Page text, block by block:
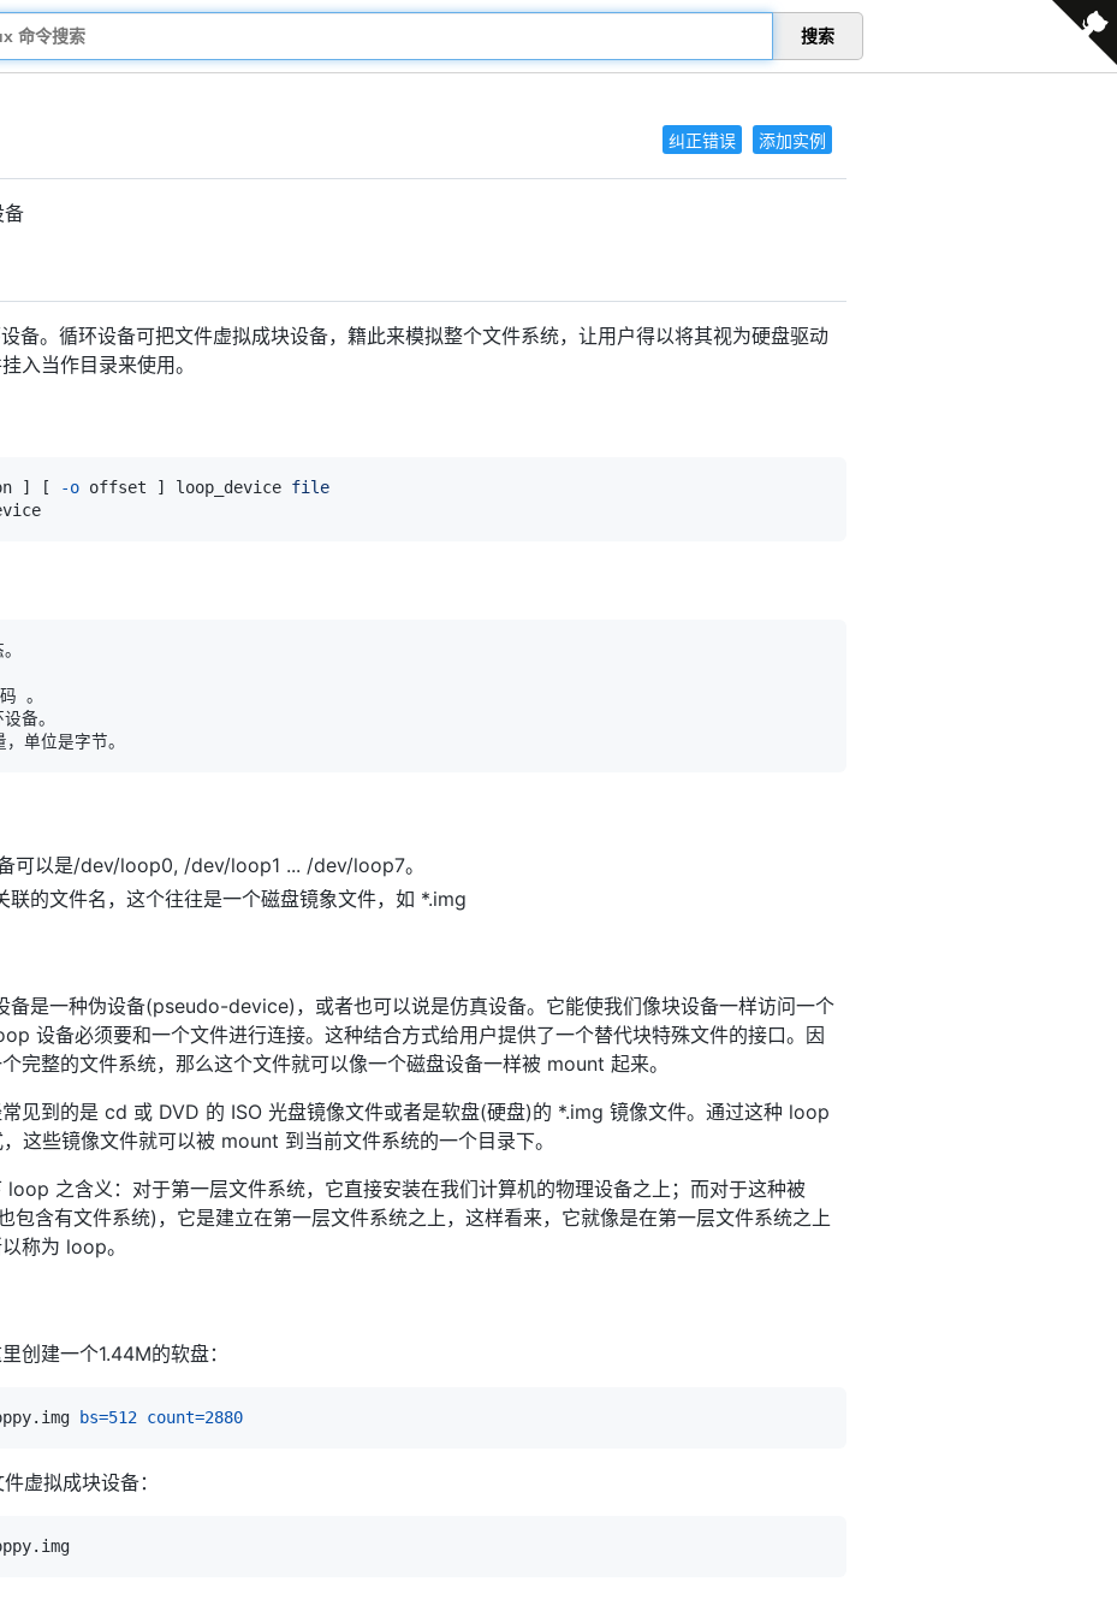
搜索
纠正错误 添加实例
备
备。循环设备可把文件虚拟成块设备，籍此来模拟整个文件系统，让用户得以将其视为硬盘驱动
入当作目录来使用。
] [ -o offset ] loop_device file
可以是/dev/loop0, /dev/loop1 ... /dev/loop7。
联的文件名，这个往往是一个磁盘镜象文件，如 *.img
是一种伪设备(pseudo-device)，或者也可以说是仿真设备。它能使我们像块设备一样访问一个
设备必须要和一个文件进行连接。这种结合方式给用户提供了一个替代块特殊文件的接口。因
完整的文件系统，那么这个文件就可以像一个磁盘设备一样被 mount 起来。
常见到的是 cd 或 DVD 的 ISO 光盘镜像文件或者是软盘(硬盘)的 *.img 镜像文件。通过这种 loop
这些镜像文件就可以被 mount 到当前文件系统的一个目录下。
loop 之含义：对于第一层文件系统，它直接安装在我们计算机的物理设备之上；而对于这种被
包含有文件系统)，它是建立在第一层文件系统之上，这样看来，它就像是在第一层文件系统之上
称为 loop。
创建一个1.44M的软盘：
bs=512 count=2880
虚拟成块设备：